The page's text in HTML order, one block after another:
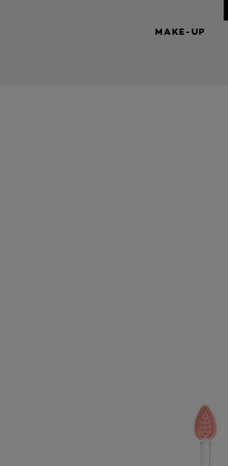
MAKE-UP